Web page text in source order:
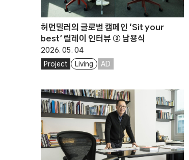
허먼밀러의 글로벌 캠페인 ‘Sit your
best’ 릴레이 인터뷰 ② 남용식
2026. 05. 04
Project Living AD